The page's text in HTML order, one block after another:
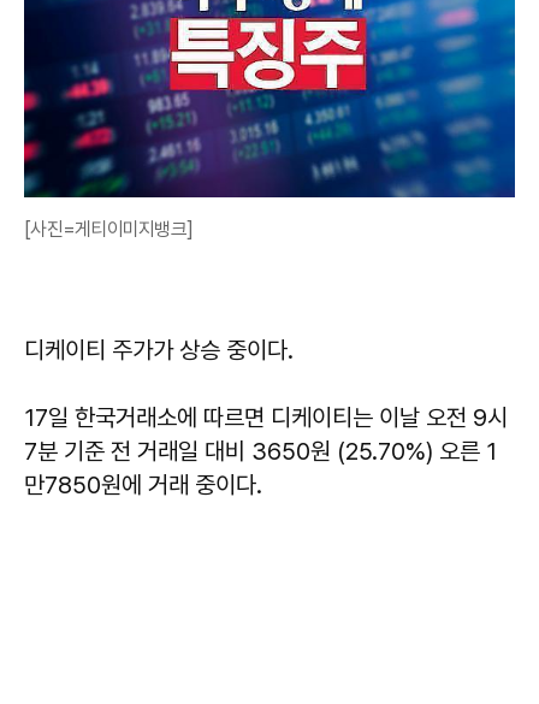
[사진=게티이미지뱅크]
디케이티 주가가 상승 중이다.
17일 한국거래소에 따르면 디케이티는 이날 오전 9시
7분 기준 전 거래일 대비 3650원 (25.70%) 오른 1
만7850원에 거래 중이다.